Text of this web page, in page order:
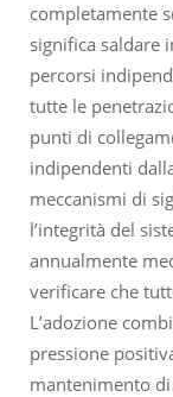
completamente
significa saldare
percorsi
tutte le
punti di
indipendenti
meccanismi di
l’integrità del
annualmente
verificare che
L’adozione
pressione
mantenimento di